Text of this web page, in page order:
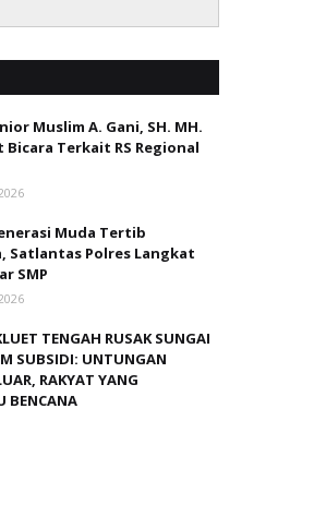
Muslim A. Gani, SH. MH.
Bicara Terkait RS Regional
Muda Tertib
Satlantas Polres Langkat
SMP
TENGAH RUSAK SUNGAI
SUBSIDI: UNTUNGAN
RAKYAT YANG
BENCANA